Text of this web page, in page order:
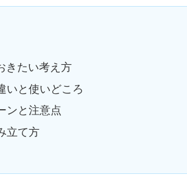
きたい考え方
いと使いどころ
ンと注意点
立て方